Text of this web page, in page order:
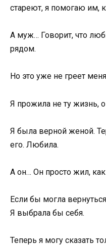
стареют, я помогаю им,
А муж… Говорит, что
рядом.
Но это уже не греет
Я прожила не ту жизнь,
Я была верной женой.
его. Любила.
А он… Он просто жил, как
Если бы могла
Я выбрала бы себя.
Теперь я могу сказать